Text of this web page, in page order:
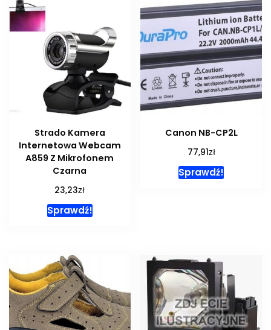
Strado Kamera
Internetowa Webcam
A859 Z Mikrofonem
Czarna
23,23zł
Sprawdź!
Canon NB-CP2L
77,91zł
Sprawdź!